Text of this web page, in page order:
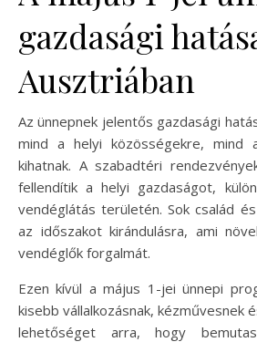
gazdasági
Ausztriában
Az ünnepnek jelentős gazdasági
mind a helyi közösségekre, mind
kihatnak. A szabadtéri
fellendítik a helyi gazdaságot,
vendéglátás területén. Sok család
az időszakot kirándulásra, ami
vendéglők forgalmát.
Ezen kívül a május 1-jei ünnepi
kisebb vállalkozásnak, kézművesnek
lehetőséget arra, hogy